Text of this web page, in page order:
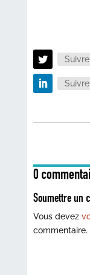
Suivre
Suivre
0
Soumettre un
Vous devez
commentaire.